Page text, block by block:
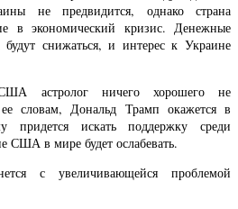
не предвидится, однако страна
в экономический кризис. Денежные
снижаться, и интерес к Украине
астролог ничего хорошего не
словам, Дональд Трамп окажется в
придется искать поддержку среди
США в мире будет ослабевать.
с увеличивающейся проблемой